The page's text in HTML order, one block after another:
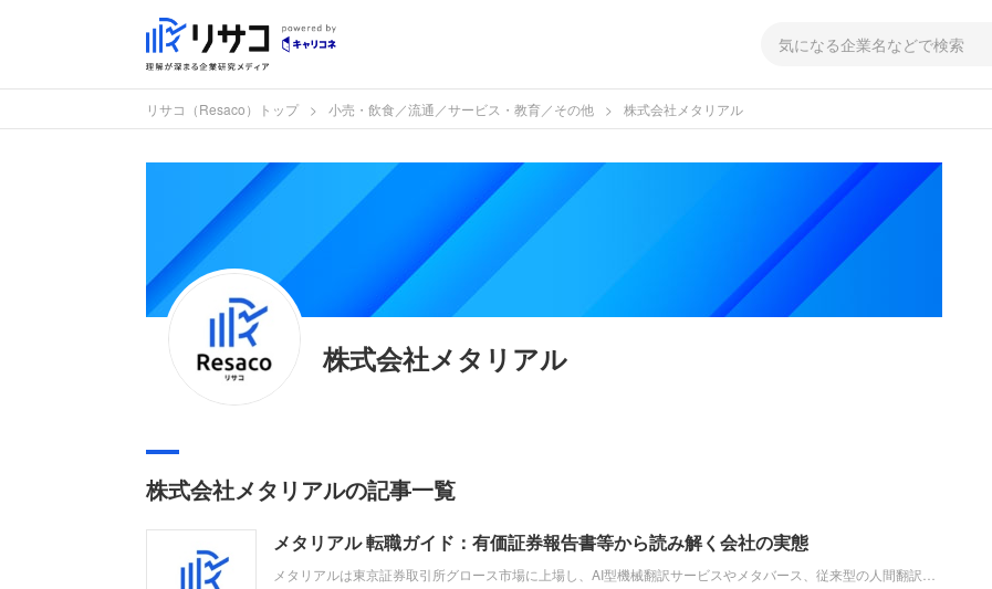
リサコ（Resaco）トップ 小売・飲食／流通／サービス・教育／その他 株式会社メタリアル
株式会社メタリアル
株式会社メタリアルの記事一覧
メタリアル 転職ガイド：有価証券報告書等から読み解く会社の実態
メタリアルは東京証券取引所グロース市場に上場し、AI型機械翻訳サービスやメタバース、従来型の人間翻訳な